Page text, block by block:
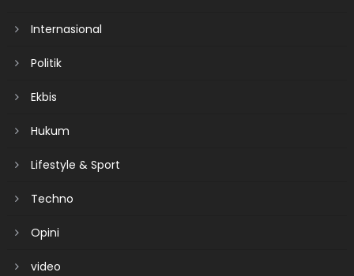
Internasional
Politik
Ekbis
Hukum
Lifestyle & Sport
Techno
Opini
video